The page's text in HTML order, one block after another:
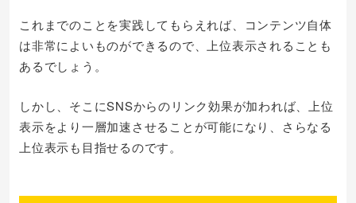
これまでのことを実践してもらえれば、コンテンツ自体
は非常によいものができるので、上位表示されることも
あるでしょう。
しかし、そこにSNSからのリンク効果が加われば、上位
表示をより一層加速させることが可能になり、さらなる
上位表示も目指せるのです。